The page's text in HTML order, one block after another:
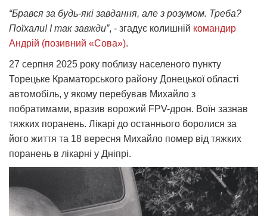
“Брався за будь-які завдання, але з розумом. Треба?
Поїхали! І так завжди”, - згадує колишній командир
Андрій (позивний «Сова»).
27 серпня 2025 року поблизу населеного пункту
Торецьке Краматорського району Донецької області
автомобіль, у якому перебував Михайло з
побратимами, вразив ворожий FPV-дрон. Воїн зазнав
тяжких поранень. Лікарі до останнього боролися за
його життя та 18 вересня Михайло помер від тяжких
поранень в лікарні у Дніпрі.